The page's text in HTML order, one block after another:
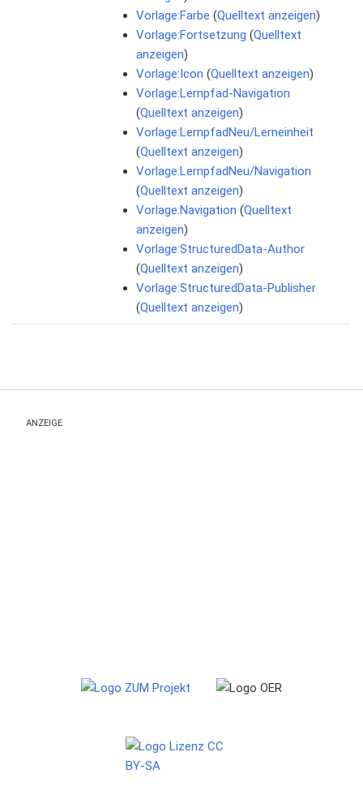
Vorlage:Farbe (Quelltext anzeigen)
Vorlage:Fortsetzung (Quelltext
anzeigen)
Vorlage:Icon (Quelltext anzeigen)
Vorlage:Lernpfad-Navigation
(Quelltext anzeigen)
Vorlage:LernpfadNeu/Lerneinheit
(Quelltext anzeigen)
Vorlage:LernpfadNeu/Navigation
(Quelltext anzeigen)
Vorlage:Navigation (Quelltext
anzeigen)
Vorlage:StructuredData-Author
(Quelltext anzeigen)
Vorlage:StructuredData-Publisher
(Quelltext anzeigen)
ANZEIGE